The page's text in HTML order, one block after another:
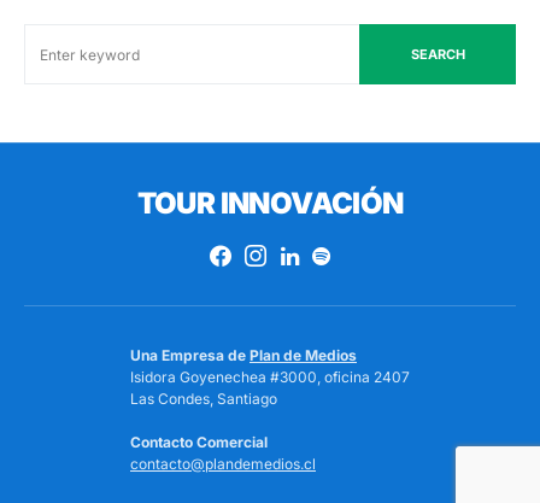
SEARCH
TOUR INNOVACIÓN
Una Empresa de Plan de Medios
Isidora Goyenechea #3000, oficina 2407
Las Condes, Santiago
Contacto Comercial
contacto@plandemedios.cl